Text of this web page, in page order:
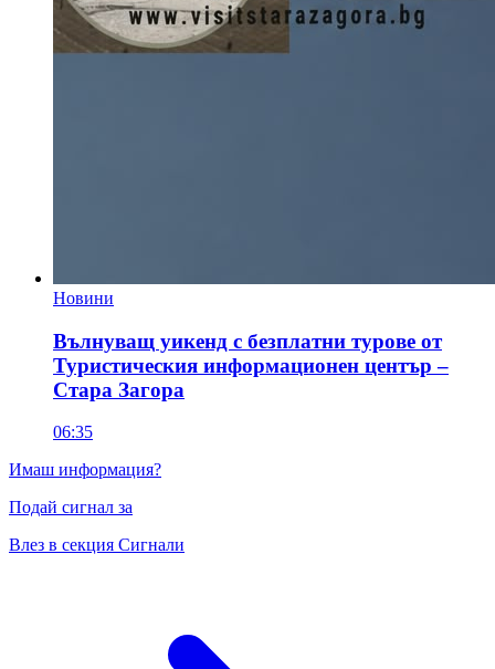
Новини
Вълнуващ уикенд с безплатни турове от
Туристическия информационен център –
Стара Загора
06:35
Имаш информация?
Подай сигнал за
Влез в секция Сигнали